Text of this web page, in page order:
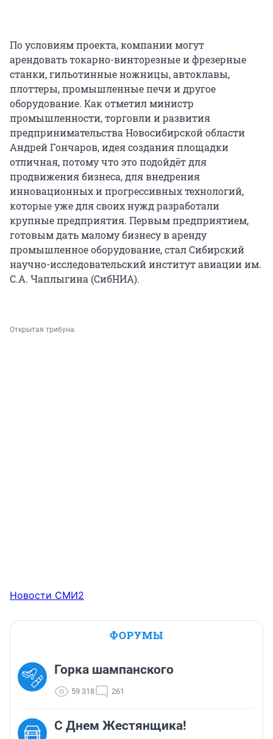
По условиям проекта, компании могут
арендовать токарно-винторезные и фрезерные
станки, гильотинные ножницы, автоклавы,
плоттеры, промышленные печи и другое
оборудование. Как отметил министр
промышленности, торговли и развития
предпринимательства Новосибирской области
Андрей Гончаров, идея создания площадки
отличная, потому что это подойдёт для
продвижения бизнеса, для внедрения
инновационных и прогрессивных технологий,
которые уже для своих нужд разработали
крупные предприятия. Первым предприятием,
готовым дать малому бизнесу в аренду
промышленное оборудование, стал Сибирский
научно-исследовательский институт авиации им.
С.А. Чаплыгина (СибНИА).
Открытая трибуна.
Новости СМИ2
ФОРУМЫ
Горка шампанского
59 318 261
С Днем Жестянщика!